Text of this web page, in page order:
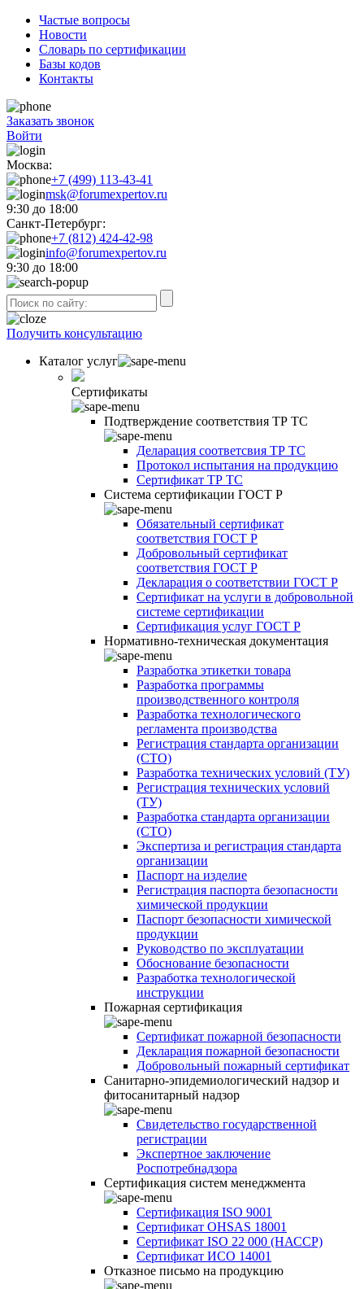
Частые вопросы
Новости
Словарь по сертификации
Базы кодов
Контакты
Заказать звонок
Войти
Москва:
+7 (499) 113-43-41
msk@forumexpertov.ru
9:30 до 18:00
Санкт-Петербург:
+7 (812) 424-42-98
info@forumexpertov.ru
9:30 до 18:00
Получить консультацию
Каталог услуг
Сертификаты
Подтверждение соответствия ТР ТС
Деларация соответсвия ТР ТС
Протокол испытания на продукцию
Сертификат ТР ТС
Система сертификации ГОСТ Р
Обязательный сертификат
соответствия ГОСТ Р
Добровольный сертификат
соответствия ГОСТ Р
Декларация о соответствии ГОСТ Р
Сертификат на услуги в добровольной
системе сертификации
Сертификация услуг ГОСТ Р
Нормативно-техническая документация
Разработка этикетки товара
Разработка программы
производственного контроля
Разработка технологического
регламента производства
Регистрация стандарта организации
(СТО)
Разработка технических условий (ТУ)
Регистрация технических условий
(ТУ)
Разработка стандарта организации
(СТО)
Экспертиза и регистрация стандарта
организации
Паспорт на изделие
Регистрация паспорта безопасности
химической продукции
Паспорт безопасности химической
продукции
Руководство по эксплуатации
Обоснование безопасности
Разработка технологической
инструкции
Пожарная сертификация
Сертификат пожарной безопасности
Декларация пожарной безопасности
Добровольный пожарный сертификат
Санитарно-эпидемиологический надзор и
фитосанитарный надзор
Свидетельство государственной
регистрации
Экспертное заключение
Роспотребнадзора
Сертификация систем менеджмента
Сертификация ISO 9001
Сертификат OHSAS 18001
Сертификат ISO 22 000 (НАССР)
Сертификат ИСО 14001
Отказное письмо на продукцию